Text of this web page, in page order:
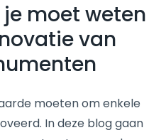
moet weten
van
moeten om enkele
In deze blog gaan